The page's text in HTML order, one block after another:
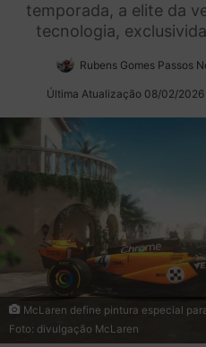
temporada, a elite da
tecnologia,
Rubens Gomes Passos
Última Atualização 08/02/2026
McLaren define pintura especial
Foto: divulgação McLaren